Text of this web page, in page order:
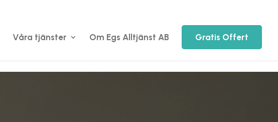
Våra tjänster Om Egs Alltjänst AB Gratis Offert